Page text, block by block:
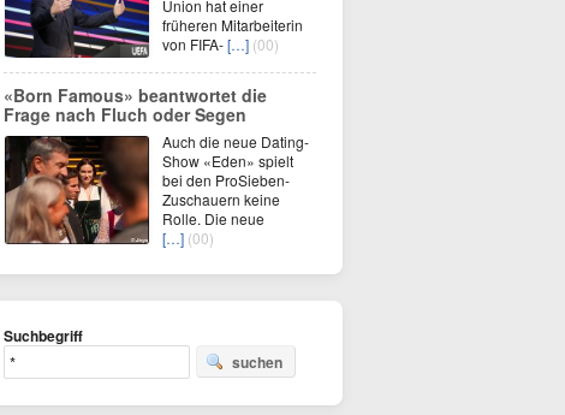
Union hat einer
früheren Mitarbeiterin
von FIFA-[…] (00)
«Born Famous» beantwortet die
Frage nach Fluch oder Segen
Auch die neue Dating-
Show «Eden» spielt
bei den ProSieben-
Zuschauern keine
Rolle. Die neue
[…] (00)
Suchbegriff
suchen